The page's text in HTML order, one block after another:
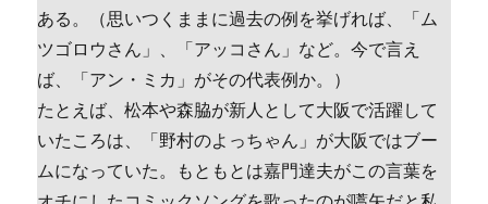
ある。（思いつくままに過去の例を挙げれば、「ム
ツゴロウさん」、「アッコさん」など。今で言え
ば、「アン・ミカ」がその代表例か。）
たとえば、松本や森脇が新人として大阪で活躍して
いたころは、「野村のよっちゃん」が大阪ではブー
ムになっていた。もともとは嘉門達夫がこの言葉を